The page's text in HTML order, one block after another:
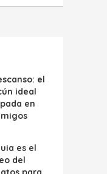
el
ideal
en
es el
del